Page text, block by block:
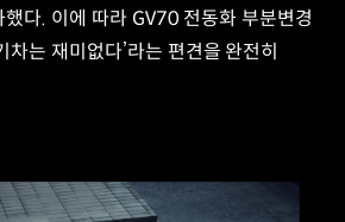
다. 이에 따라 GV70 전동화 부분변경
차는 재미없다’라는 편견을 완전히